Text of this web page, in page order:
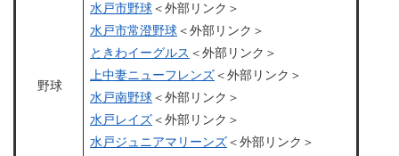
野球
水戸市野球＜外部リンク＞
水戸市常澄野球＜外部リンク＞
ときわイーグルス ＜外部リンク＞
上中妻ニューフレンズ＜外部リンク＞
水戸南野球＜外部リンク＞
水戸レイズ＜外部リンク＞
水戸ジュニアマリーンズ＜外部リンク＞